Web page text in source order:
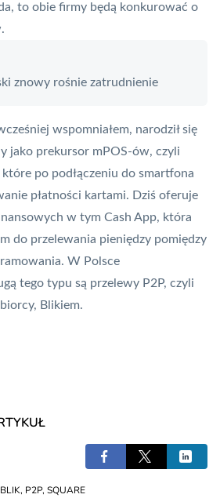
to obie firmy będą konkurować o
znowy rośnie zatrudnienie
wspomniałem, narodził się
jako prekursor mPOS-ów, czyli
po podłączeniu do smartfona
płatności kartami. Dziś oferuje
w tym Cash App, która
do przelewania pieniędzy pomiędzy
W Polsce
tego typu są przelewy P2P, czyli
Blikiem.
BLIK, P2P, SQUARE